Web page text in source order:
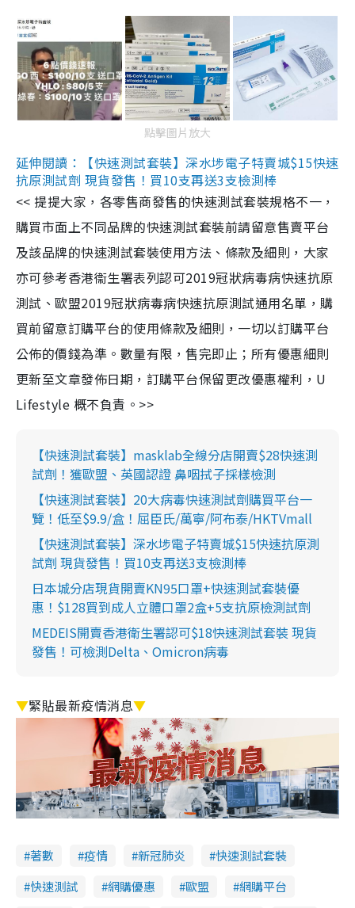
點擊圖片放大
延伸閱讀：【快速測試套裝】深水埗電子特賣城$15快速
抗原測試劑 現貨發售！買10支再送3支檢測棒
<< 提提大家，各零售商發售的快速測試套裝規格不一，
購買市面上不同品牌的快速測試套裝前請留意售賣平台
及該品牌的快速測試套裝使用方法、條款及細則，大家
亦可參考香港衞生署表列認可2019冠狀病毒病快速抗原
測試、歐盟2019冠狀病毒病快速抗原測試通用名單，購
買前留意訂購平台的使用條款及細則，一切以訂購平台
公佈的價錢為準。數量有限，售完即止；所有優惠細則
更新至文章發佈日期，訂購平台保留更改優惠權利，U
Lifestyle 概不負責。>>
【快速測試套裝】masklab全線分店開賣$28快速測
試劑！獲歐盟、英國認證 鼻咽拭子採樣檢測
【快速測試套裝】20大病毒快速測試劑購買平台一
覽！低至$9.9/盒！屈臣氏/萬寧/阿布泰/HKTVmall
【快速測試套裝】深水埗電子特賣城$15快速抗原測
試劑 現貨發售！買10支再送3支檢測棒
日本城分店現貨開賣KN95口罩+快速測試套裝優
惠！$128買到成人立體口罩2盒+5支抗原檢測試劑
MEDEIS開賣香港衛生署認可$18快速測試套裝 現貨
發售！可檢測Delta、Omicron病毒
▼緊貼最新疫情消息▼
著數 疫情 新冠肺炎
快速測試套裝
快速測試
網購優惠 歐盟
網購平台